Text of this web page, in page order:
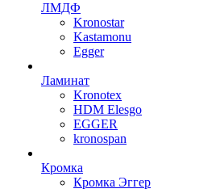
ЛМДФ
Kronostar
Kastamonu
Egger
Ламинат
Kronotex
HDM Elesgo
EGGER
kronospan
Кромка
Кромка Эггер